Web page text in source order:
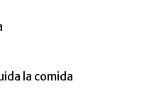
la comida